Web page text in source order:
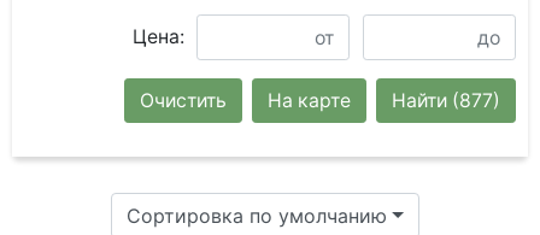
Цена:
Найти (877)
На карте
Очистить
Сортировка по умолчанию